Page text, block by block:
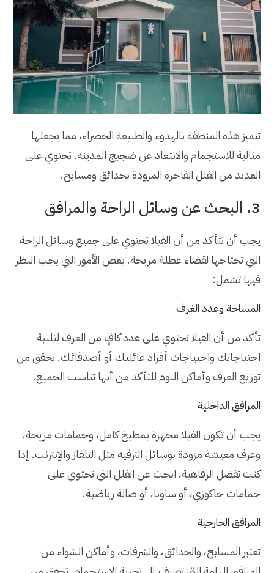
تتميز هذه المنطقة بالهدوء والطبيعة الخضراء، مما يجعلها
مثالية للاستجمام والابتعاد عن ضجيج المدينة. تحتوي على
العديد من الفلل الفاخرة المزودة بحدائق ومسابح.
3. البحث عن وسائل الراحة والمرافق
يجب أن تتأكد من أن الفيلا تحتوي على جميع وسائل الراحة
التي تحتاجها لقضاء عطلة مريحة. بعض الأمور التي يجب النظر
فيها تشمل:
المساحة وعدد الغرف
تأكد من أن الفيلا تحتوي على عدد كافٍ من الغرف لتلبية
احتياجاتك واحتياجات أفراد عائلتك أو أصدقائك. تحقق من
توزيع الغرف وأماكن النوم للتأكد من أنها تناسب الجميع.
المرافق الداخلية
يجب أن تكون الفيلا مجهزة بمطبخ كامل، وحمامات مريحة،
وغرف معيشة مزودة بوسائل الترفيه مثل التلفاز والإنترنت. إذا
كنت تفضل الرفاهية، ابحث عن الفلل التي تحتوي على
حمامات جاكوزي، أو ساونا، أو صالة رياضية.
المرافق الخارجية
تعتبر المسابح، والحدائق، والشرفات، وأماكن الشواء من